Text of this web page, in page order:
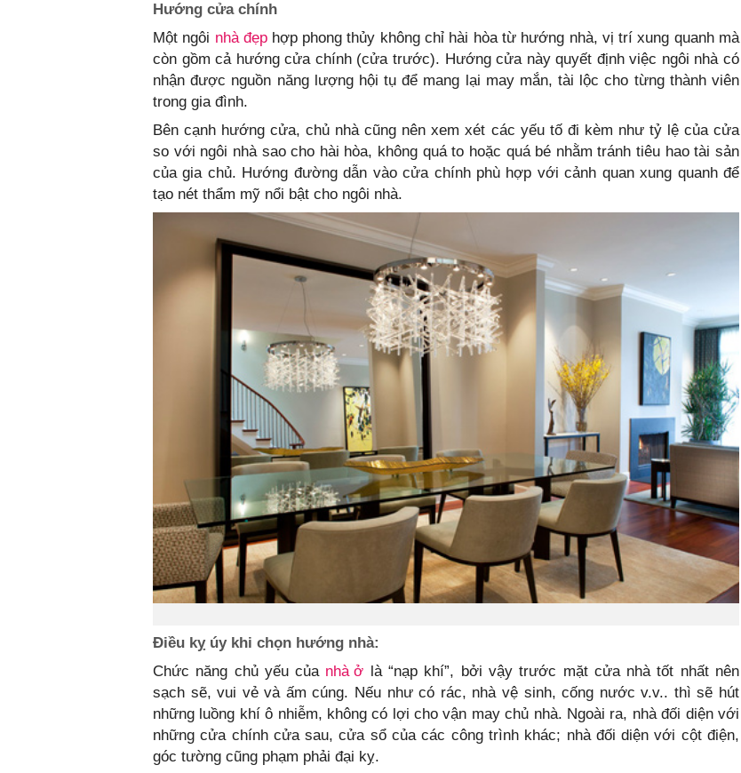
Hướng cửa chính
Một ngôi nhà đẹphợp phong thủy không chỉ hài hòa từ hướng nhà, vị trí xung quanh mà
còn gồm cả hướng cửa chính (cửa trước). Hướng cửa này quyết định việc ngôi nhà có
nhận được nguồn năng lượng hội tụ để mang lại may mắn, tài lộc cho từng thành viên
trong gia đình.
Bên cạnh hướng cửa, chủ nhà cũng nên xem xét các yếu tố đi kèm như tỷ lệ của cửa
so với ngôi nhà sao cho hài hòa, không quá to hoặc quá bé nhằm tránh tiêu hao tài sản
của gia chủ. Hướng đường dẫn vào cửa chính phù hợp với cảnh quan xung quanh để
tạo nét thẩm mỹ nổi bật cho ngôi nhà.
Điều kỵ úy khi chọn hướng nhà:
Chức năng chủ yếu của nhà ở là “nạp khí”, bởi vậy trước mặt cửa nhà tốt nhất nên
sạch sẽ, vui vẻ và ấm cúng. Nếu như có rác, nhà vệ sinh, cống nước v.v.. thì sẽ hút
những luồng khí ô nhiễm, không có lợi cho vận may chủ nhà. Ngoài ra, nhà đối diện với
những cửa chính cửa sau, cửa sổ của các công trình khác; nhà đối diện với cột điện,
góc tường cũng phạm phải đại kỵ.